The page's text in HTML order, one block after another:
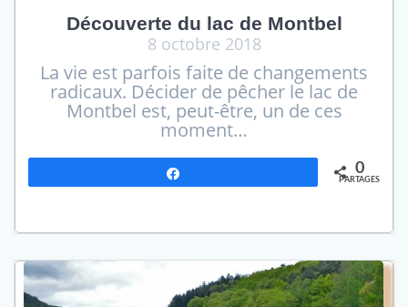
Découverte du lac de Montbel
8 octobre 2018
La vie est parfois faite de changements
radicaux. Décider de pêcher le lac de
Montbel est, peut-être, un de ces
moment…
0
PARTAGES